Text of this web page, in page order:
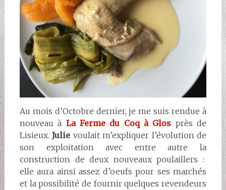
Au mois d’Octobre dernier, je me suis rendue à
nouveau à La Ferme du Coq à Glos près de
Lisieux.Julie voulait m’expliquer l’évolution de
son exploitation avec entre autre la
construction de deux nouveaux poulaillers :
elle aura ainsi assez d’oeufs pour ses marchés
et la possibilité de fournir quelques revendeurs